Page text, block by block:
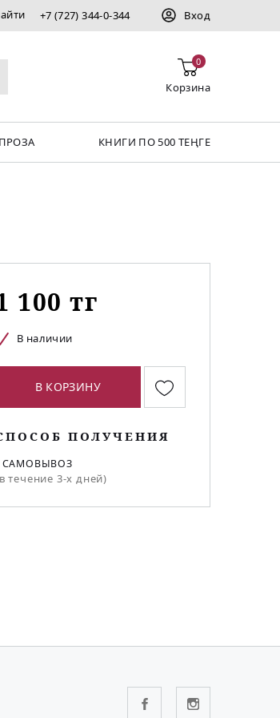
+7 (727) 344-0-344 Вход
0
Корзина
КНИГИ ПО 500 ТЕҢГЕ
100 тг
В наличии
В КОРЗИНУ
ПОЛУЧЕНИЯ
САМОВЫВОЗ
течение 3-х дней)